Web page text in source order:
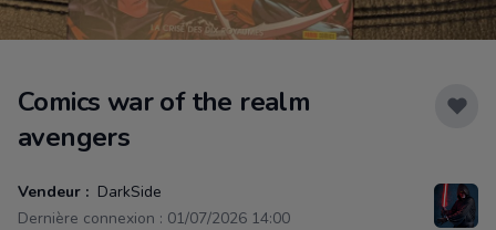
Comics war of the realm
avengers
Vendeur : DarkSide
Dernière connexion : 01/07/2026 14:00